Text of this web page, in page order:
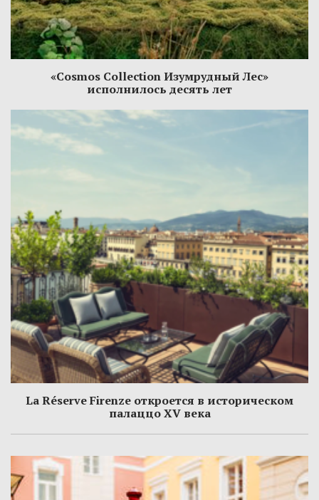
«Cosmos Collection Изумрудный Лес»
исполнилось десять лет
La Réserve Firenze откроется в историческом
палаццо XV века